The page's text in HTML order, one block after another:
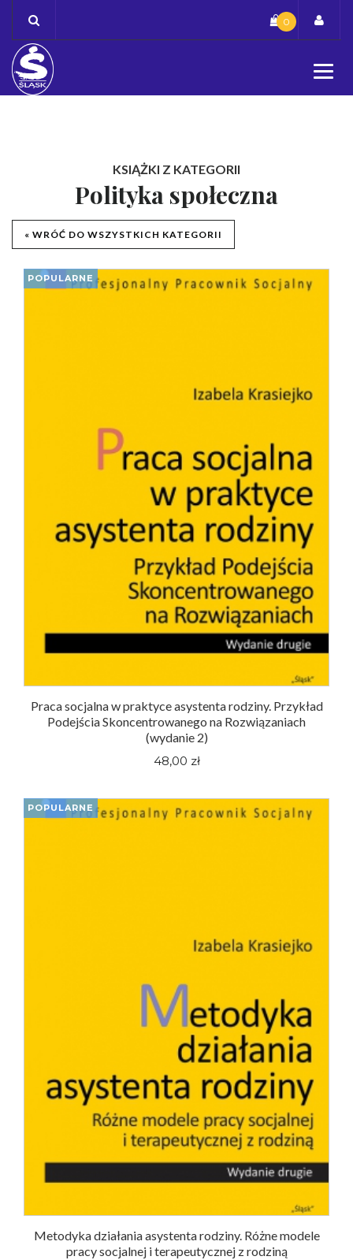
content
0
KSIĄŻKI Z KATEGORII
Polityka społeczna
« WRÓĆ DO WSZYSTKICH KATEGORII
POPULARNE
Praca socjalna w praktyce asystenta rodziny. Przykład
Podejścia Skoncentrowanego na Rozwiązaniach
(wydanie 2)
48,00 zł
POPULARNE
Metodyka działania asystenta rodziny. Różne modele
pracy socjalnej i terapeutycznej z rodziną